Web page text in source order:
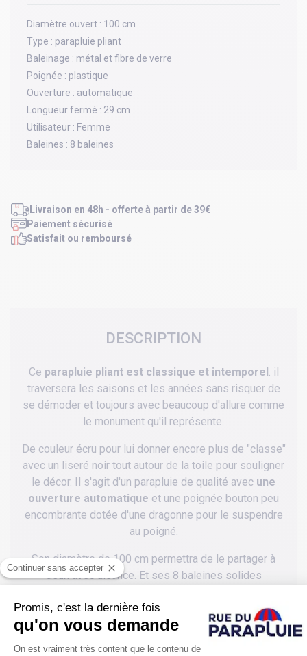
Diamètre ouvert : 100 cm
Type : parapluie pliant
Baleinage : métal et fibre de verre
Poignée : plastique
Ouverture : automatique
Longueur fermé : 29 cm
Utilisateur : Femme
Baleines : 8 baleines
Livraison en 48h - offerte à partir de 39€
Paiement sécurisé
Satisfait ou remboursé
DESCRIPTION
Ce parapluie pliant est classique et intemporel . il
traversera les saisons et les années sans risquer de
se démoder et toujours avec beaucoup d'allure comme
le monument qu'il représente.
De couleur écru pour lui donner encore plus de "classe"
avec un liseré noir tout autour de la toile pour souligner
le décor. Il s'agit d'un parapluie de qualité avec une
ouverture automatique et une poignée bouton peu
encombrante dotée d'une dragonne pour le suspendre
au poigné.
Son diamètre de 100 cm permettra de le partager à
deux avec aisance. Et ses 8 baleines solides
Un parapluie pliant pour femmes au motif chic
intemporel et universel. Une bonne idée de cadeau à
offrir sans risques.